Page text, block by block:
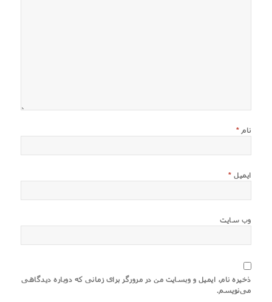
نام *
ایمیل *
وب‌ سایت
ذخیره نام، ایمیل و وبسایت من در مرورگر برای زمانی که دوباره دیدگاهی
می‌نویسم.